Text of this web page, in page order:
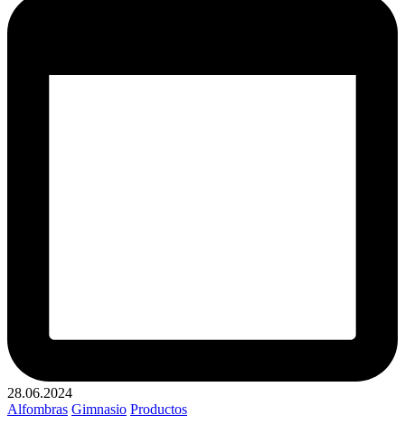
28.06.2024
Publicado
Alfombras Gimnasio Productos